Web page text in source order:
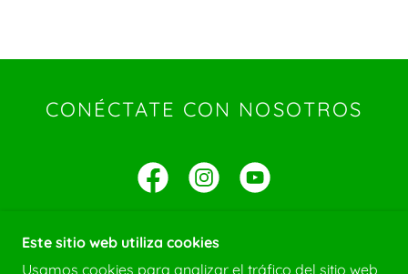
CONÉCTATE CON NOSOTROS
Este sitio web utiliza cookies
Usamos cookies para analizar el tráfico del sitio web